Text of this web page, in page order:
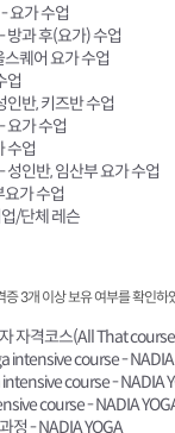
요가 수업
방과 후(요가) 수업
퀘어 요가 수업
업
인반, 키즈반 수업
요가 수업
수업
성인반, 임산부 요가 수업
가 수업
/단체 레슨
3개 이상 보유 여부를 확인하
자격코스(All That
intensive course - NADIA
course - NADIA
course - NADIA
정 - NADIA YOGA